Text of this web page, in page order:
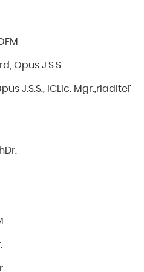
Opus J.S.S.
J.S.S., ICLic. Mgr.,riaditeľ